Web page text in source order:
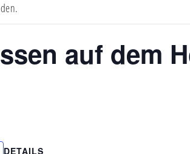
auf dem
DETAILS